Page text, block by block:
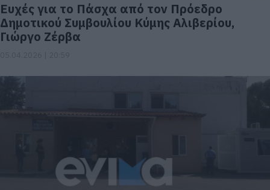
Ευχές για το Πάσχα από τον Πρόεδρο
Δημοτικού Συμβουλίου Κύμης Αλιβερίου,
Γιώργο Ζέρβα